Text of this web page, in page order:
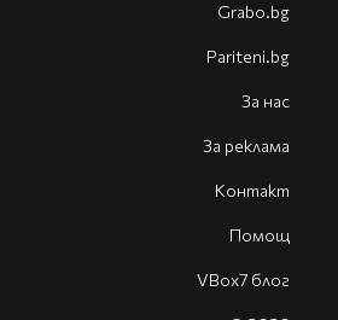
Grabo.bg
Pariteni.bg
За нас
За реклама
Контакт
Помощ
VBox7 блог